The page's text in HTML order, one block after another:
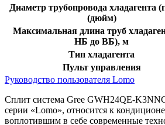
Диаметр трубопровода хладагента
(дюйм)
Максимальная длина труб
НБ до ВБ), м
Тип хладагента
Пульт управления
Руководство пользователя Lomo
Сплит система Gree GWH24QE-
серии «Lomo», относится к
воплотившим в себе современные